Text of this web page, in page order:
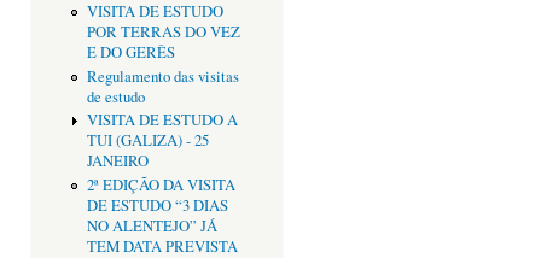
VISITA DE ESTUDO
POR TERRAS DO VEZ
E DO GERÊS
Regulamento das visitas
de estudo
VISITA DE ESTUDO A
TUI (GALIZA) - 25
JANEIRO
2ª EDIÇÃO DA VISITA
DE ESTUDO “3 DIAS
NO ALENTEJO” JÁ
TEM DATA PREVISTA